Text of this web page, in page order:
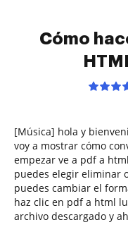
Cómo
[Música] hola y
voy a mostrar cómo
empezar ve a pdf a
puedes elegir eliminar
puedes cambiar el
haz clic en pdf a html
archivo descargado y